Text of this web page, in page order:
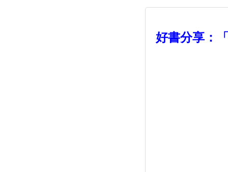
好書分享：